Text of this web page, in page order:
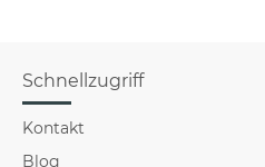
Schnellzugriff
Kontakt
Blog